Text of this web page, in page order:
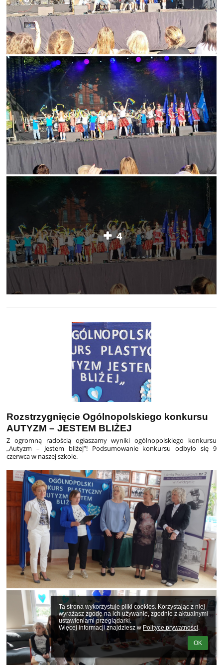
Ta strona wykorzystuje pliki cookies. Korzystając z niej
wyrażasz zgodę na ich używanie, zgodnie z aktualnymi
ustawieniami przeglądarki.
Więcej informacji znajdziesz w Polityce prywatności.
OK
4
Rozstrzygnięcie Ogólnopolskiego konkursu
AUTYZM – JESTEM BLIŻEJ
Z ogromną radością ogłaszamy wyniki ogólnopolskiego konkursu
„Autyzm – Jestem bliżej”! Podsumowanie konkursu odbyło się 9
czerwca w naszej szkole.